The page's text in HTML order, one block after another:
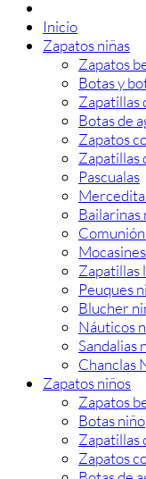
Inicio
Zapatos niñas
Zapatos
Botas y
Zapatillas
Botas de
Zapatos
Zapatillas
Pascualas
Bailarinas
Zapatillas
Peuques
Blucher
Náuticos
Sandalias
Chanclas
Zapatos niños
Zapatos
Botas niño
Zapatillas
Zapatos